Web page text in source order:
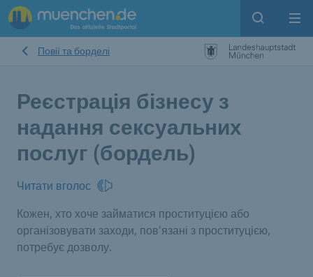
Open
Повії та борделі
Реєстрація бізнесу з
надання сексуальних
послуг (бордель)
Читати вголос
Кожен, хто хоче займатися проституцією або
організовувати заходи, пов'язані з проституцією,
потребує дозволу.